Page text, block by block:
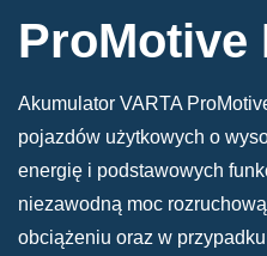
ProMotive
Akumulator VARTA
pojazdów użytkowych o
energię i podstawowych
niezawodną moc
obciążeniu oraz w